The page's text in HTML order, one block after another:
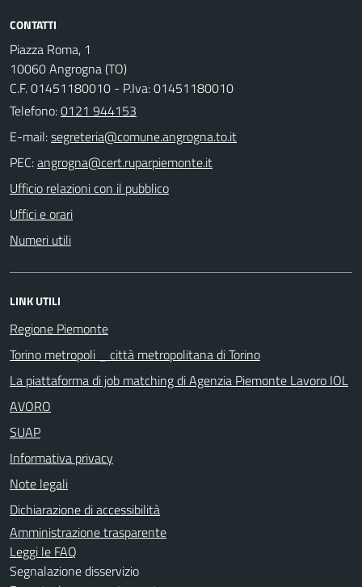
CONTATTI
Piazza Roma, 1
10060 Angrogna (TO)
C.F. 01451180010 - P.Iva: 01451180010
Telefono:0121 944153
E-mail:
PEC:
Ufficio relazioni con il pubblico
Uffici e orari
Numeri utili
LINK UTILI
Regione Piemonte
Torino metropoli _ città metropolitana di Torino
La piattaforma di job matching di Agenzia Piemonte Lavoro IOL
AVORO
SUAP
Informativa privacy
Note legali
Dichiarazione di accessibilità
Amministrazione trasparente
Leggi le FAQ
Segnalazione disservizio